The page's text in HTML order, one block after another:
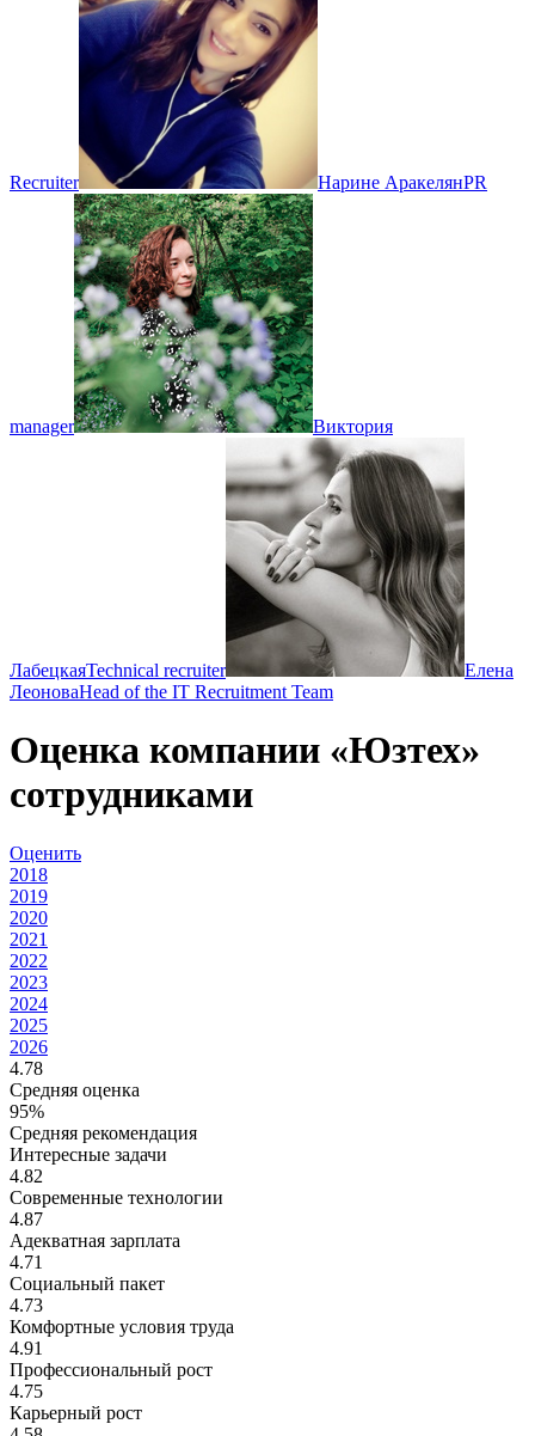
Recruiter Нарине АракелянPR
manager Виктория
ЛабецкаяTechnical recruiter
Елена
ЛеоноваHead of the IT Recruitment Team
Оценка компании «Юзтех»
сотрудниками
Оценить
2018
2019
2020
2021
2022
2023
2024
2025
2026
4.78
Средняя оценка
95%
Средняя рекомендация
Интересные задачи
4.82
Современные технологии
4.87
Адекватная зарплата
4.71
Социальный пакет
4.73
Комфортные условия труда
4.91
Профессиональный рост
4.75
Карьерный рост